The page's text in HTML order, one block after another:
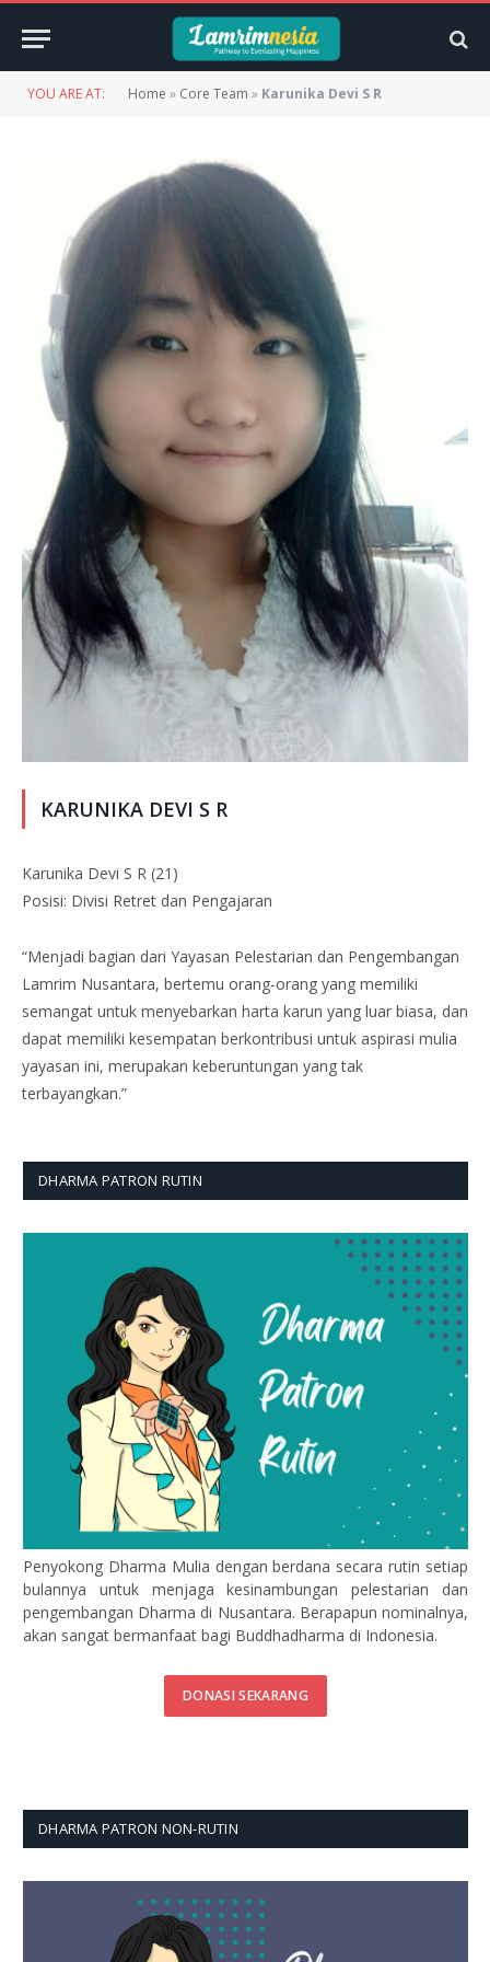
YOU ARE AT: Home » Core Team » Karunika Devi S R
KARUNIKA DEVI S R
Karunika Devi S R (21)
Posisi: Divisi Retret dan Pengajaran
“Menjadi bagian dari Yayasan Pelestarian dan Pengembangan
Lamrim Nusantara, bertemu orang-orang yang memiliki
semangat untuk menyebarkan harta karun yang luar biasa, dan
dapat memiliki kesempatan berkontribusi untuk aspirasi mulia
yayasan ini, merupakan keberuntungan yang tak
terbayangkan.”
DHARMA PATRON RUTIN
Penyokong Dharma Mulia dengan berdana secara rutin setiap
bulannya untuk menjaga kesinambungan pelestarian dan
pengembangan Dharma di Nusantara. Berapapun nominalnya,
akan sangat bermanfaat bagi Buddhadharma di Indonesia.
DONASI SEKARANG
DHARMA PATRON NON-RUTIN